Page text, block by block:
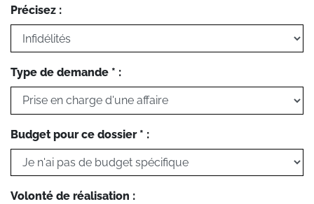
Précisez :
Type de demande * :
Budget pour ce dossier * :
Volonté de réalisation :